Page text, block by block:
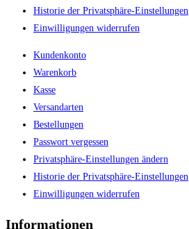
Historie der Privatsphäre-Einstellungen
Einwilligungen widerrufen
Kundenkonto
Warenkorb
Kasse
Versandarten
Bestellungen
Passwort vergessen
Privatsphäre-Einstellungen ändern
Historie der Privatsphäre-Einstellungen
Einwilligungen widerrufen
Informationen